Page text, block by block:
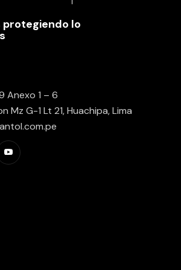
protegiendo lo
Anexo 1 – 6
Mz G-1 Lt 21, Huachipa, Lima